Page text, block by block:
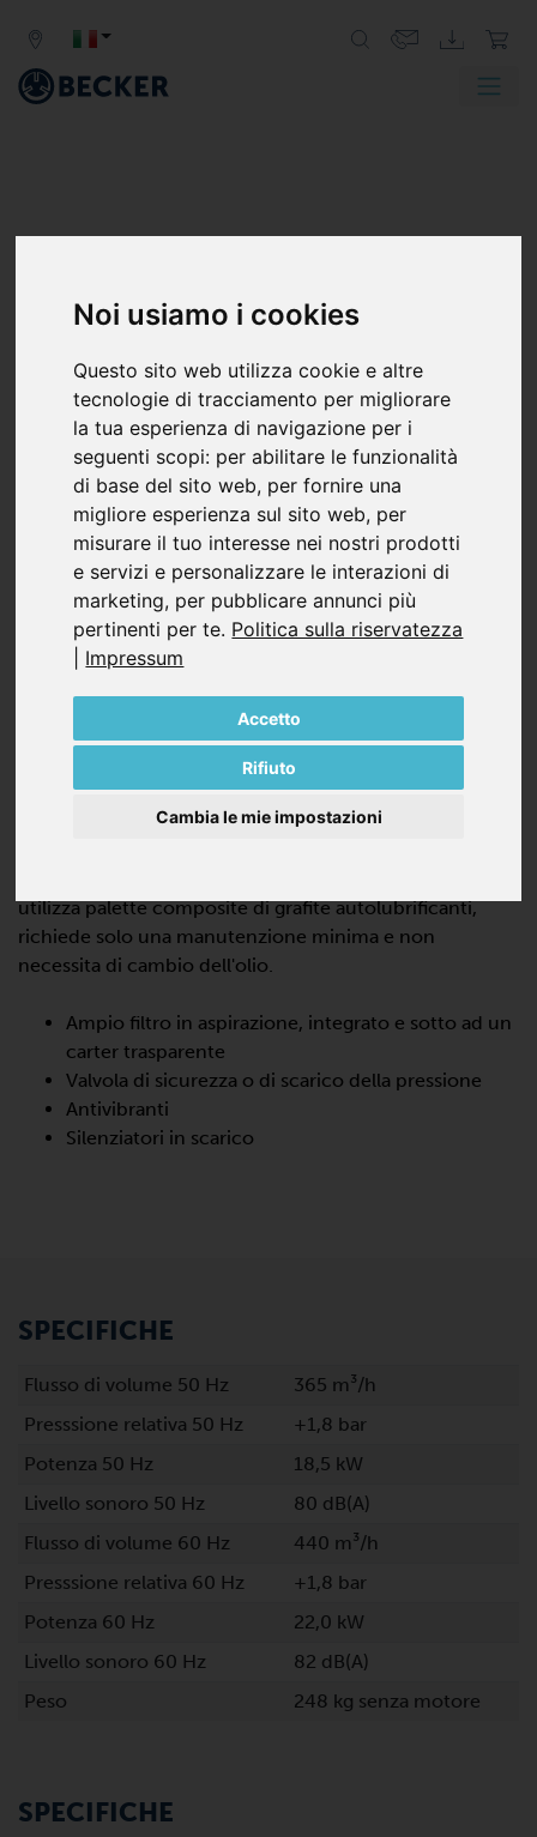
Noi usiamo i cookies
Questo sito web utilizza cookie e altre
tecnologie di tracciamento per migliorare
la tua esperienza di navigazione per i
seguenti scopi: per abilitare le funzionalità
di base del sito web, per fornire una
migliore esperienza sul sito web, per
misurare il tuo interesse nei nostri prodotti
e servizi e personalizzare le interazioni di
marketing, per pubblicare annunci più
pertinenti per te. Politica sulla riservatezza
Impressum
Accetto
Rifiuto
Cambia le mie impostazioni
DTLF 2.400
COMPRESSORI A PALETTE, SENZA
OLIO
La DTLF 2.400 è un compressore volumetrico a bassa
utilizza palette composite di grafite autolubrificanti,
richiede solo una manutenzione minima e non
necessita di cambio dell'olio.
Ampio filtro in aspirazione, integrato e sotto ad un
carter trasparente
Valvola di sicurezza o di scarico della pressione
Antivibranti
Silenziatori in scarico
SPECIFICHE
Flusso di volume 50 Hz
365 m³/h
Presssione relativa 50 Hz
+1,8 bar
Potenza 50 Hz
18,5 kW
Livello sonoro 50 Hz
80 dB(A)
Flusso di volume 60 Hz
440 m³/h
Presssione relativa 60 Hz
+1,8 bar
Potenza 60 Hz
22,0 kW
Livello sonoro 60 Hz
82 dB(A)
Peso
248 kg senza motore
SPECIFICHE